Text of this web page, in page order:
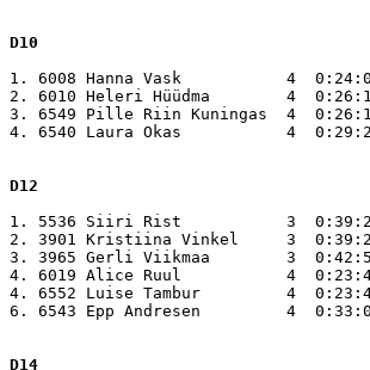
D10
1. 6008 Hanna Vask           4
2. 6010 Heleri Hüüdma        4
3. 6549 Pille Riin Kuningas  4
4. 6540 Laura Okas           4
D12
1. 5536 Siiri Rist           3
2. 3901 Kristiina Vinkel     3
3. 3965 Gerli Viikmaa        3
4. 6019 Alice Ruul           4
4. 6552 Luise Tambur         4
6. 6543 Epp Andresen         4
D14